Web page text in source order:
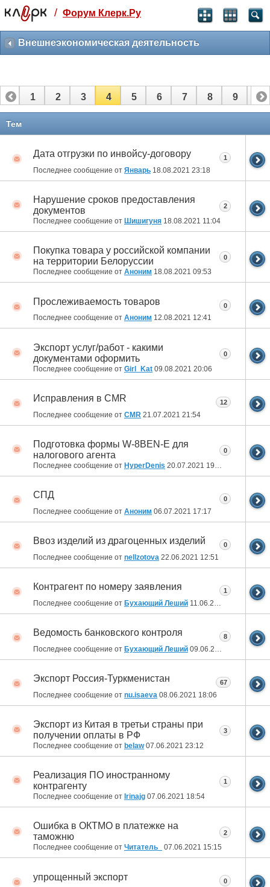
Святые угодники, Клерк без рекламы
прекрасен:)
3 месяца
259
-10%
полгода
499 ₽
Отмена Оплатить
/ Форум Клерк.Ру
Внешнеэкономическая деятельность
1 2 3 4 5 6 7 8 9 10
Тем
Дата отгрузки по инвойсу-договору
Последнее сообщение от Январь 18.08.2021 23:18
1
Нарушение сроков предоставления
документов
Последнее сообщение от Шишигуня 18.08.2021 11:04
2
Покупка товара у российской компании
на территории Белоруссии
Последнее сообщение от Аноним 18.08.2021 09:53
0
Прослеживаемость товаров
Последнее сообщение от Аноним 12.08.2021 12:41
0
Экспорт услуг/работ - какими
документами оформить
Последнее сообщение от Girl_Kat 09.08.2021 20:06
0
Исправления в CMR
Последнее сообщение от CMR 21.07.2021 21:54
12
Подготовка формы W-8BEN-E для
налогового агента
Последнее сообщение от HyperDenis 20.07.2021 19:01
0
СПД
Последнее сообщение от Аноним 06.07.2021 17:17
0
Ввоз изделий из драгоценных изделий
Последнее сообщение от nellzotova 22.06.2021 12:51
0
Контрагент по номеру заявления
Последнее сообщение от Бухающий Леший 11.06.2021
1
Ведомость банковского контроля
Последнее сообщение от Бухающий Леший 09.06.2021
8
Экспорт Россия-Туркменистан
Последнее сообщение от nu.isaeva 08.06.2021 18:06
67
Экспорт из Китая в третьи страны при
получении оплаты в РФ
Последнее сообщение от belaw07.06.2021 23:12
3
Реализация ПО иностранному
контрагенту
Последнее сообщение от Irinajg 07.06.2021 18:54
1
Ошибка в ОКТМО в платежке на
таможню
Последнее сообщение от Читатель_ 07.06.2021 15:15
2
упрощенный экспорт 0